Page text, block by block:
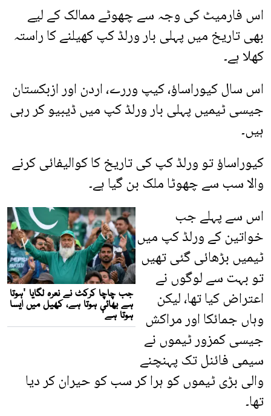
اس فارمیٹ کی وجہ سے چھوٹے ممالک کے لیے
بھی تاریخ میں پہلی بار ورلڈ کپ کھیلنے کا راستہ
کھلا ہے۔
اس سال کیوراساؤ، کیپ وررے، اردن اور ازبکستان
جیسی ٹیمیں پہلی بار ورلڈ کپ میں ڈیبیو کر رہی
ہیں۔
کیوراساؤ تو ورلڈ کپ کی تاریخ کا کوالیفائی کرنے
والا سب سے چھوٹا ملک بن گیا ہے۔
اس سے پہلے جب
خواتین کے ورلڈ کپ میں
ٹیمیں بڑھائی گئی تھیں
تو بہت سے لوگوں نے
اعتراض کیا تھا، لیکن
وہاں جمائکا اور مراکش
جیسی کمزور ٹیموں نے
سیمی فائنل تک پہنچنے
والی بڑی ٹیموں کو ہرا کر سب کو حیران کر دیا
تھا۔